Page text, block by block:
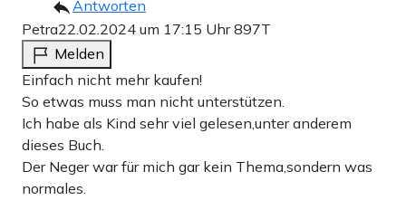
Antworten
Petra22.02.2024 um 17:15 Uhr897T
Melden
Einfach nicht mehr kaufen!
So etwas muss man nicht unterstützen.
Ich habe als Kind sehr viel gelesen,unter anderem
dieses Buch.
Der Neger war für mich gar kein Thema,sondern was
normales.